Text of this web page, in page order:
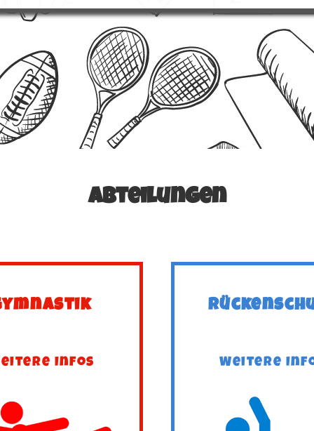
Abteilungen
Infos Weitere